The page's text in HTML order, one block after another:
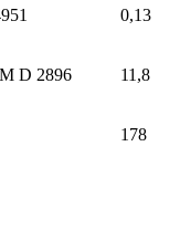
0,13
D 2896 11,8
178